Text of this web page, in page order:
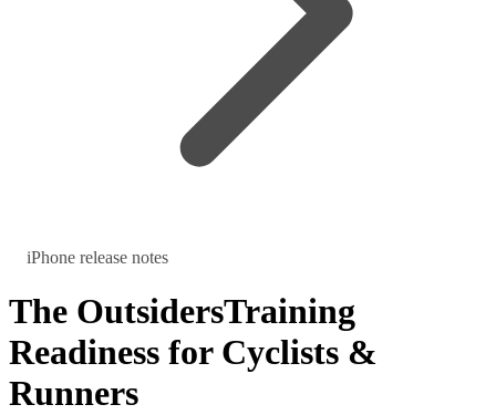
iPhone release notes
The OutsidersTraining
Readiness for Cyclists &
Runners